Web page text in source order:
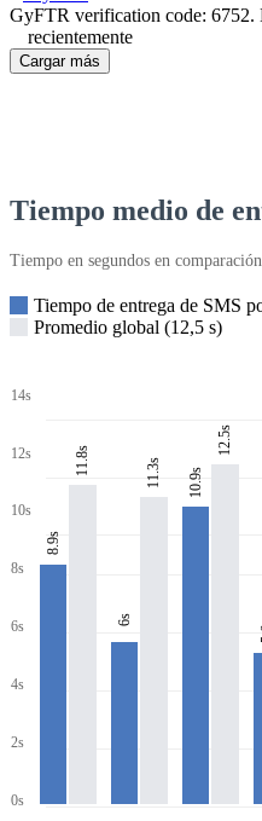
GyFTR verification code: 6752.
recientemente
Cargar más
Tiempo medio de
Tiempo en segundos en
Tiempo de entrega de SMS
Promedio global (12,5 s)
14s
12s
10s
8s
6s
4s
2s
0s
8.9s
11.8s
6s
11.3s 10.9s
12.5s